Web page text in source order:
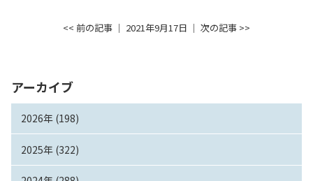
アーカイブ
2026年 (198)
2025年 (322)
<< 前の記事 │ 2021年9月17日 │ 次の記事 >>